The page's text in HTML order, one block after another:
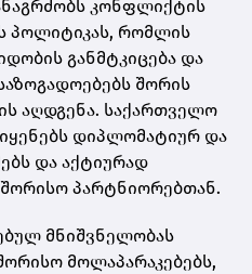
კონფლიქტის
პოლიტიკას, რომლის
განმტკიცება და
შორის
აღდგენა. საქართველო
იყენებს დიპლომატიურ და
და აქტიურად
პარტნიორებთან.
მნიშვნელობას
მოლაპარაკებებს,